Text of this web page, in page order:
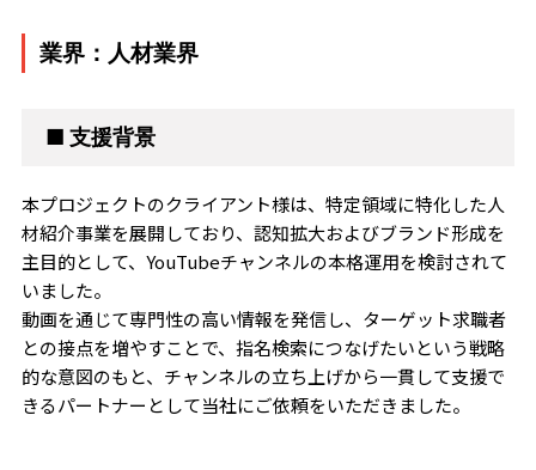
業界：人材業界
■ 支援背景
本プロジェクトのクライアント様は、特定領域に特化した人
材紹介事業を展開しており、認知拡大およびブランド形成を
主目的として、YouTubeチャンネルの本格運用を検討されて
いました。
動画を通じて専門性の高い情報を発信し、ターゲット求職者
との接点を増やすことで、指名検索につなげたいという戦略
的な意図のもと、チャンネルの立ち上げから一貫して支援で
きるパートナーとして当社にご依頼をいただきました。